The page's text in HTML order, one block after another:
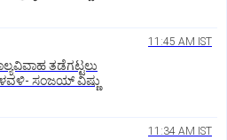
11:45 AM IST
ತಡೆಗಟ್ಟಲು
ಸಂಜಯ್‌ ವಿಷ್ಣು
11:34 AM IST